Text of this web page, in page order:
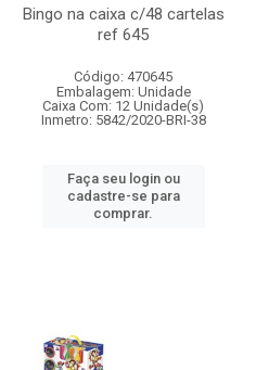
Bingo na caixa c/48 cartelas
ref 645
Código: 470645
Embalagem: Unidade
Caixa Com: 12 Unidade(s)
Inmetro: 5842/2020-BRI-38
Faça seu login ou
cadastre-se para
comprar.